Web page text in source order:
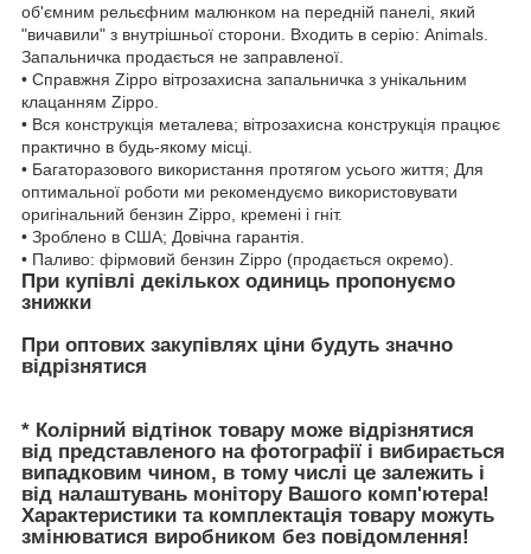
об'ємним рельєфним малюнком на передній панелі, який
"вичавили" з внутрішньої сторони. Входить в серію: Animals.
Запальничка продається не заправленої.
• Справжня Zippo вітрозахисна запальничка з унікальним
клацанням Zippo.
• Вся конструкція металева; вітрозахисна конструкція працює
практично в будь-якому місці.
• Багаторазового використання протягом усього життя; Для
оптимальної роботи ми рекомендуємо використовувати
оригінальний бензин Zippo, кремені і гніт.
• Зроблено в США; Довічна гарантія.
• Паливо: фірмовий бензин Zippo (продається окремо).
При купівлі декількох одиниць пропонуємо
знижки
При оптових закупівлях ціни будуть значно
відрізнятися
* Колірний відтінок товару може відрізнятися
від представленого на фотографії і вибирається
випадковим чином, в тому числі це залежить і
від налаштувань монітору Вашого комп'ютера!
Характеристики та комплектація товару можуть
змінюватися виробником без повідомлення!